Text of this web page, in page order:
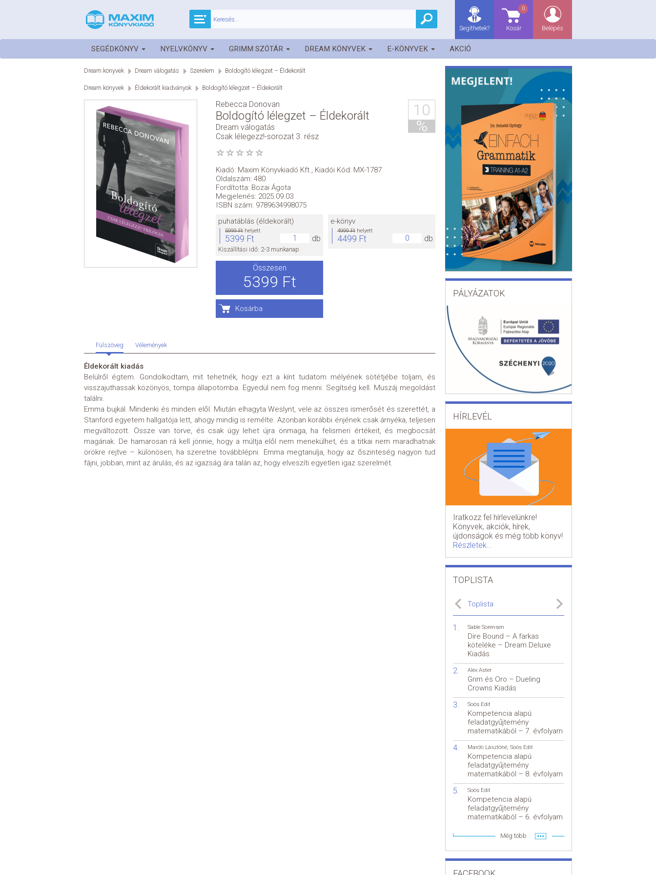
Belépés
Kosár
0
Segíthetek?
SEGÉDKÖNYV NYELVKÖNYV GRIMM SZÓTÁR DREAM KÖNYVEK E-KÖNYVEK AKCIÓ
Dream könyvek Dream válogatás Szerelem Boldogító lélegzet – Éldekorált
Dream könyvek Éldekorált kiadványok Boldogító lélegzet – Éldekorált
Rebecca Donovan
Boldogító lélegzet – Éldekorált
Dream válogatás
Csak lélegezz!-sorozat 3. rész
10
%
Kiadó: Maxim Könyvkiadó Kft., Kiadói Kód: MX-1787
Oldalszám: 480
Fordította: Bozai Ágota
Megjelenés: 2025.09.03.
ISBN szám: 9789634998075
Kosárba
puhatáblás (éldekorált)
5999 Ft helyett
5399 Ft db
Kiszállítási idő: 2-3 munkanap
e-könyv
4999 Ft helyett
4499 Ft db
Összesen
5399 Ft
Fülszöveg Vélemények
Éldekorált kiadás
Belülről égtem. Gondolkodtam, mit tehetnék, hogy ezt a kínt tudatom mélyének sötétjébe toljam, és
visszajuthassak közönyös, tompa állapotomba. Egyedül nem fog menni. Segítség kell. Muszáj megoldást
találni.
Emma bujkál. Mindenki és minden elől. Miután elhagyta Weslynt, vele az összes ismerősét és szerettét, a
Stanford egyetem hallgatója lett, ahogy mindig is remélte. Azonban korábbi énjének csak árnyéka, teljesen
megváltozott. Össze van törve, és csak úgy lehet újra önmaga, ha felismeri értékeit, és megbocsát
magának. De hamarosan rá kell jönnie, hogy a múltja elől nem menekülhet, és a titkai nem maradhatnak
örökre rejtve – különösen, ha szeretne továbblépni. Emma megtanulja, hogy az őszinteség nagyon tud
fájni, jobban, mint az árulás, és az igazság ára talán az, hogy elveszíti egyetlen igaz szerelmét.
PÁLYÁZATOK
HÍRLEVÉL
Iratkozz fel hírlevelünkre!
Könyvek, akciók, hírek,
újdonságok és még több könyv!
Részletek...
TOPLISTA
Toplista
Sable Sorensen
Dire Bound – A farkas
köteléke – Dream Deluxe
Kiadás
Alex Aster
Grim és Oro – Dueling
Crowns Kiadás
Soós Edit
Kompetencia alapú
feladatgyűjtemény
matematikából – 7. évfolyam
Maróti Lászlóné, Soós Edit
Kompetencia alapú
feladatgyűjtemény
matematikából – 8. évfolyam
Soós Edit
Kompetencia alapú
feladatgyűjtemény
matematikából – 6. évfolyam
Még több